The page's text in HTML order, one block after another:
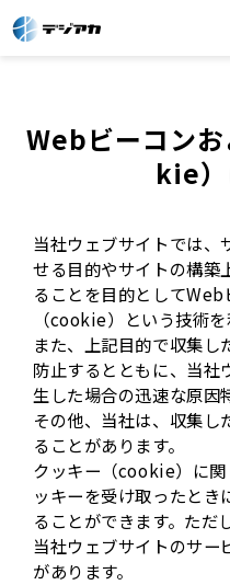
お
よく
Webビーコン
kie）
当社ウェブサイトでは、
せる目的やサイトの構築
ることを目的として
（cookie）という技術を
また、上記目的で収集し
防止するとともに、当社
生した場合の迅速な原因
その他、当社は、収集し
ることがあります。
クッキー（cookie）に
ッキーを受け取ったとき
ることができます。ただ
当社ウェブサイトのサー
があります。